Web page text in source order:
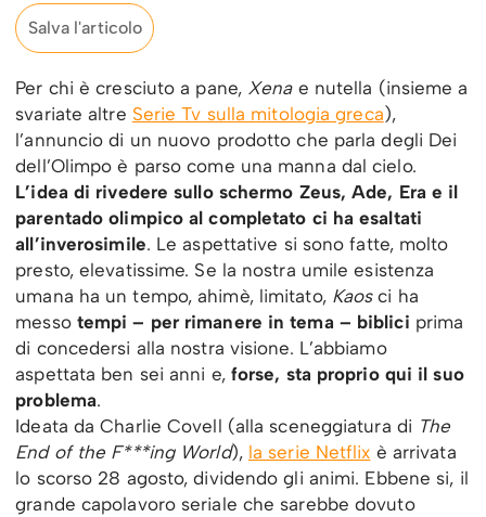
Salva l'articolo
Per chi è cresciuto a pane, Xenae nutella (insieme a
svariate altre Serie Tv sulla mitologia greca),
l’annuncio di un nuovo prodotto che parla degli Dei
dell’Olimpo è parso come una manna dal cielo.
L’idea di rivedere sullo schermo Zeus, Ade, Era e il
parentado olimpico al completato ci ha esaltati
all’inverosimile. Le aspettative si sono fatte, molto
presto, elevatissime. Se la nostra umile esistenza
umana ha un tempo, ahimè, limitato, Kaosci ha
messo tempi – per rimanere in tema – biblici prima
di concedersi alla nostra visione. L’abbiamo
aspettata ben sei anni e, forse, sta proprio qui il suo
problema.
Ideata da Charlie Covell (alla sceneggiatura di The
End of the F***ing World), la serie Netflix è arrivata
lo scorso 28 agosto, dividendo gli animi. Ebbene si, il
grande capolavoro seriale che sarebbe dovuto